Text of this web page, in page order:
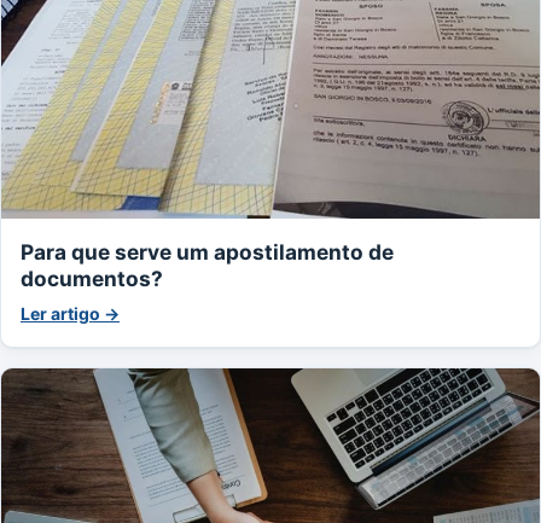
Para que serve um apostilamento de
documentos?
Ler artigo →